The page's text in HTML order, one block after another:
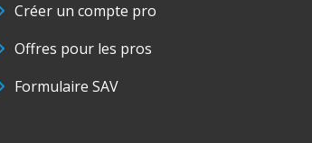
Créer un compte pro
Offres pour les pros
Formulaire SAV